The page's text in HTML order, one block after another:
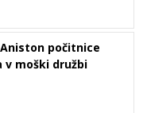
počitnice
v moški družbi